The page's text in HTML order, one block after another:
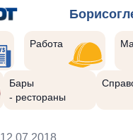
Работа
Бары
- рестораны
12.07.2018